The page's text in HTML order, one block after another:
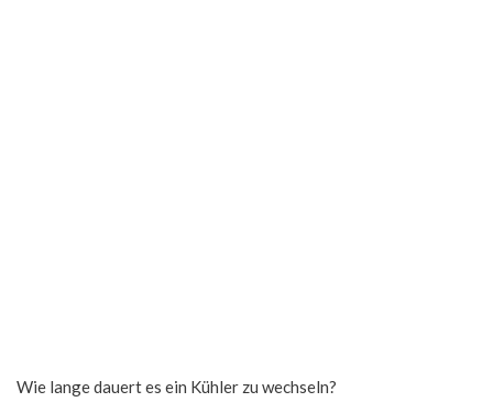
Wie lange dauert es ein Kühler zu wechseln?